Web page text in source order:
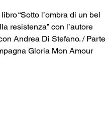
“Sotto l’ombra di un bel
resistenza” con l’autore
Andrea Di Stefano. / Parte
Gloria Mon Amour